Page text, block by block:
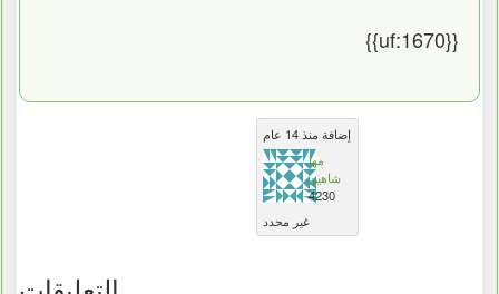
{{uf:1670}}
إضافة منذ 14 عام
مها
شاهين
4230
غير محدد